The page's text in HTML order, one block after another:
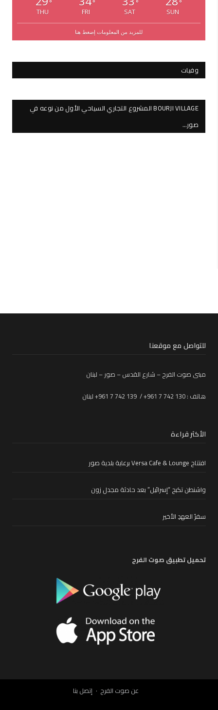
°
THU
°
FRI
°
SAT
°
SUN
للمزيد من المعلومات إضغط هنا
وفيات
BOURJI VILLAGE المشروع التجاري السياحي الأول من نوعه في
صور…
للتواصل مع موقعنا
مبنى صوت الفرح – شارع القدس – صور – لبنان
هاتف : 130 742 7 961+ / 139 742 7 961+ لبنان
الأكثر قراءة
افتتاح Versa Cafe & Lounge برعاية بلدية صور
واشنطن تكبح “إسرائيل” بعد حادثة مجدل زون
سفرُ العهدِ الأخير
تحميل تطبيق صوت الفرح
عن صوت الفرح إتصل بنا